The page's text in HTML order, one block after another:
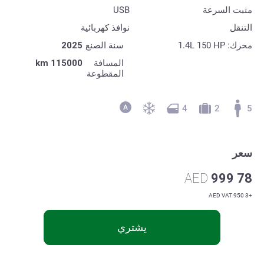
مثبت السرعة
التنقل
محرك: 1.4L 150 HP
USB
نوافذ كهربائية
سنة الصنع 2025
المسافة
المقطوعة
115000 km
5
2
4
سعر
78 999
AED
+3 950 AED VAT
يشتري